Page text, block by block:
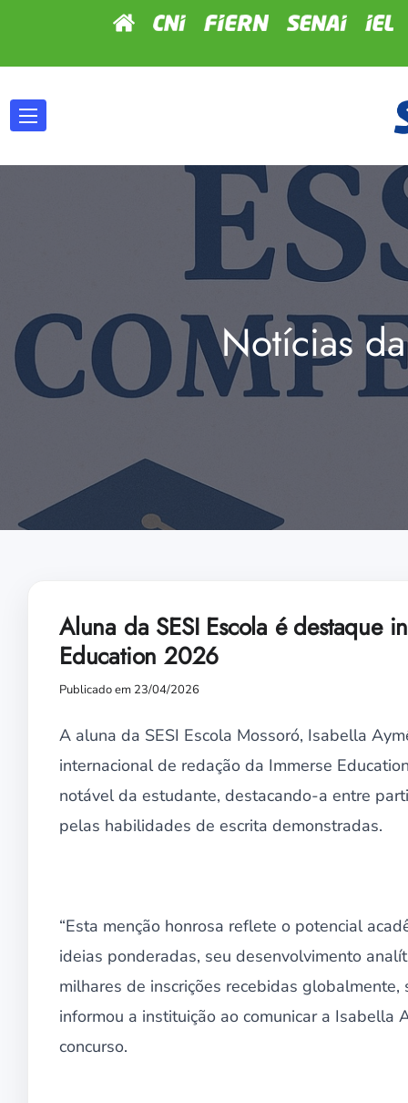
Notícias
Aluna da SESI Escola é destaque
Education 2026
Publicado em 23/04/2026
A aluna da SESI Escola Mossoró, Isabella
internacional de redação da Immerse
notável da estudante, destacando-a entre
pelas habilidades de escrita demonstradas.
“Esta menção honrosa reflete o potencial
ideias ponderadas, seu desenvolvimento
milhares de inscrições recebidas
informou a instituição ao comunicar a
concurso.